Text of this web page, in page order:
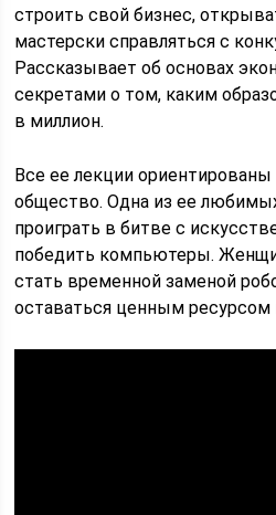
строить свой бизнес,
мастерски справляться с
Рассказывает об основах
секретами о том, каким
в миллион.
Все ее лекции
общество. Одна из ее
проиграть в битве с
победить компьютеры.
стать временной заменой
оставаться ценным ресурсом